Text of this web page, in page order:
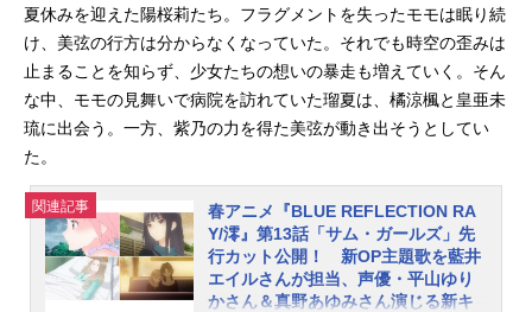
ましょう。第12話「最深」あらすじ
モモのフラグメントは砕け散り、美
弦は発狂する。リープレンジは一気
に負の想いに支配され、陽桜莉たち
は劣勢に。美弦を救いたい仁菜は、
自分自身の”ある想い”を捨てる覚悟を
せようとしていた。それぞれの想い
をかけた少女たちの戦い、その行方
は…。『BLUEREFLECTIONRAY/
澪』1～12話振り返り一挙放送＆第２
夏休みを迎えた陽桜莉たち。フラグメントを失ったモモは眠り続
け、美弦の行方は分からなくなっていた。それでも時空の歪みは
止まることを知らず、少女たちの想いの暴走も増えていく。そん
な中、モモの見舞いで病院を訪れていた瑠夏は、橘涼楓と皇亜未
琉に出会う。一方、紫乃の力を得た美弦が動き出そうとしてい
た。
関連記事
春アニメ『BLUE REFLECTION RA
Y/澪』第13話「サム・ガールズ」先
行カット公開！ 新OP主題歌を藍井
エイルさんが担当、声優・平山ゆり
かさん＆真野あゆみさん演じる新キ